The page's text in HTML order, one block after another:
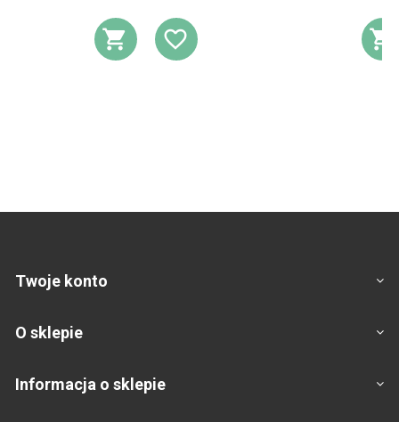
DODAJ DO KOSZYKA
DODAJ DO
Twoje konto
O sklepie
Informacja o sklepie